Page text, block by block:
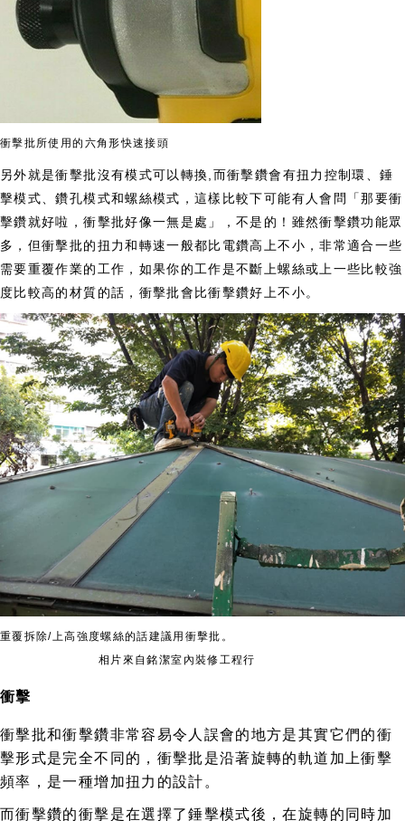
衝擊批所使用的六角形快速接頭
另外就是衝擊批沒有模式可以轉換,而衝擊鑽會有扭力控制環、錘
擊模式、鑽孔模式和螺絲模式，這樣比較下可能有人會問「那要衝
擊鑽就好啦，衝擊批好像一無是處」，不是的！雖然衝擊鑽功能眾
多，但衝擊批的扭力和轉速一般都比電鑽高上不小，非常適合一些
需要重覆作業的工作，如果你的工作是不斷上螺絲或上一些比較強
度比較高的材質的話，衝擊批會比衝擊鑽好上不小。
重覆拆除/上高強度螺絲的話建議用衝擊批。
相片來自銘潔室內裝修工程行
衝擊
衝擊批和衝擊鑽非常容易令人誤會的地方是其實它們的衝
擊形式是完全不同的，衝擊批是沿著旋轉的軌道加上衝擊
頻率，是一種增加扭力的設計。
而衝擊鑽的衝擊是在選擇了錘擊模式後，在旋轉的同時加